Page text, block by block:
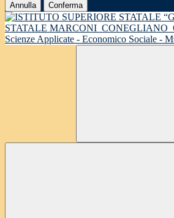
Annulla Conferma
STATALE MARCONI CONEGLIANO
Scienze Applicate - Economico Sociale -